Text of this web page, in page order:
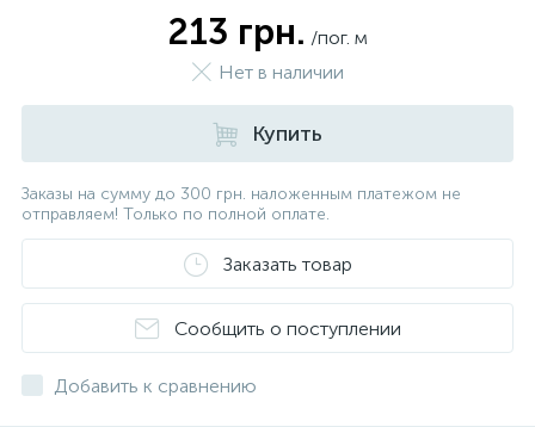
213 грн. /пог. м
Нет в наличии
Купить
Заказы на сумму до 300 грн. наложенным платежом не
отправляем! Только по полной оплате.
Заказать товар
Сообщить о поступлении
Добавить к сравнению